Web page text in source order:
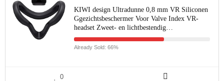
KIWI design Ultradunne 0,8 mm VR Siliconen
Ggezichtsbeschermer Voor Valve Index VR-
headset Zweet- en lichtbestendig…
Already Sold: 66%
0